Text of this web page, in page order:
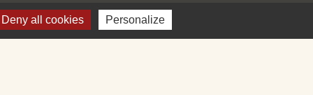
Deny all cookies Personalize